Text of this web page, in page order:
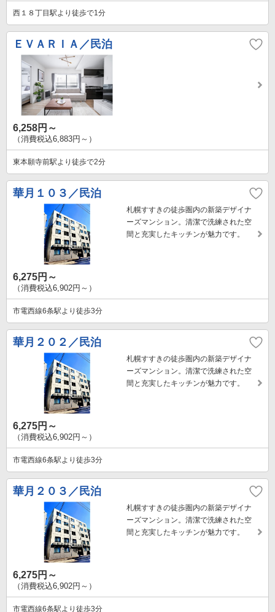
西１８丁目駅より徒歩で1分
ＥＶＡＲＩＡ／民泊
6,258円～
（消費税込6,883円～）
東本願寺前駅より徒歩で2分
華月１０３／民泊
札幌すすきの徒歩圏内の新築デザイナ
ーズマンション。清潔で洗練された空
間と充実したキッチンが魅力です。
6,275円～
（消費税込6,902円～）
市電西線6条駅より徒歩3分
華月２０２／民泊
札幌すすきの徒歩圏内の新築デザイナ
ーズマンション。清潔で洗練された空
間と充実したキッチンが魅力です。
6,275円～
（消費税込6,902円～）
市電西線6条駅より徒歩3分
華月２０３／民泊
札幌すすきの徒歩圏内の新築デザイナ
ーズマンション。清潔で洗練された空
間と充実したキッチンが魅力です。
6,275円～
（消費税込6,902円～）
市電西線6条駅より徒歩3分